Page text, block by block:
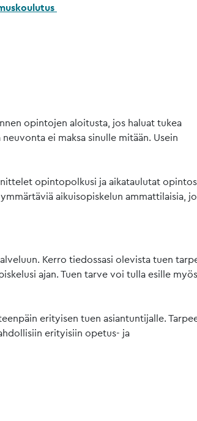
opintojen aloitusta, jos haluat tukea
ei maksa sinulle mitään. Usein
opintopolkusi ja aikataulutat
aikuisopiskelun ammattilaisia,
Kerro tiedossasi olevista tuen
ajan. Tuen tarve voi tulla esille myös
erityisen tuen asiantuntijalle.
erityisiin opetus- ja